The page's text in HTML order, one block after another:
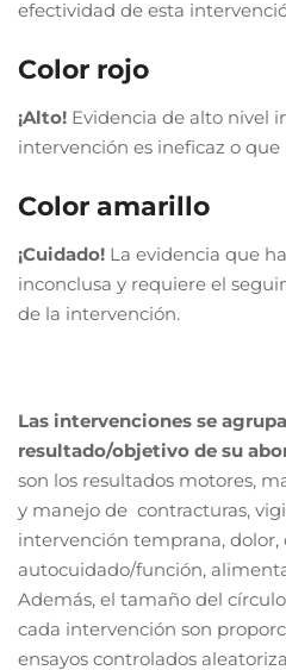
efectividad de esta
Color rojo
¡Alto! Evidencia de alto nivel
intervención es ineficaz o
Color amarillo
¡Cuidado! La evidencia que
inconclusa y requiere el
de la intervención.
Las intervenciones se
resultado/objetivo de su
son los resultados motores,
y manejo de contracturas,
intervención temprana, dolor,
autocuidado/función,
Además, el tamaño del
cada intervención son
ensayos controlados